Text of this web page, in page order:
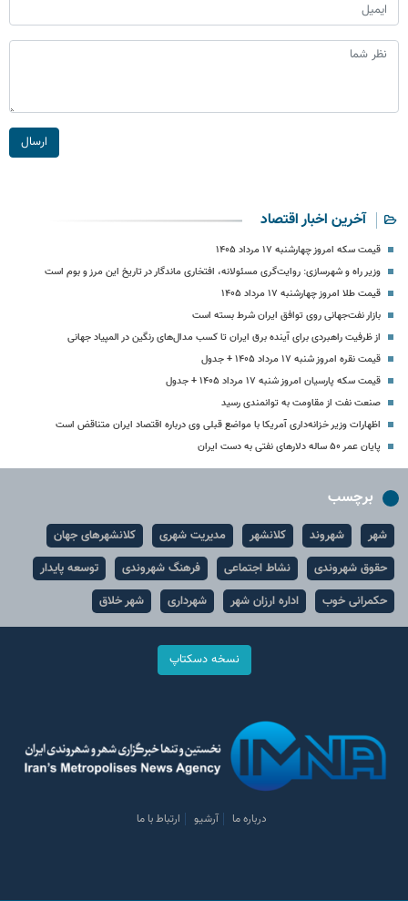
ارسال
آخرین اخبار اقتصاد
قیمت سکه امروز چهارشنبه ۱۷ مرداد ۱۴۰۵
وزیر راه و شهرسازی: روایت‌گری مسئولانه، افتخاری ماندگار در تاریخ این مرز و بوم است
قیمت طلا امروز چهارشنبه ۱۷ مرداد ۱۴۰۵
بازار نفت‌جهانی روی توافق ایران شرط بسته است
از ظرفیت راهبردی برای آینده برق ایران تا کسب مدال‌های رنگین در المپیاد جهانی
قیمت نقره امروز شنبه ۱۷ مرداد ۱۴۰۵ + جدول
قیمت سکه پارسیان امروز شنبه ۱۷ مرداد ۱۴۰۵ + جدول
صنعت نفت از مقاومت به توانمندی رسید
اظهارات وزیر خزانه‌داری آمریکا با مواضع قبلی وی درباره اقتصاد ایران متناقض است
پایان عمر ۵۰ ساله دلارهای نفتی به دست ایران
برچسب
شهر شهروند کلانشهر مدیریت شهری
کلانشهرهای جهان
حقوق شهروندی
نشاط اجتماعی فرهنگ شهروندی
توسعه پایدار
حکمرانی خوب
اداره ارزان شهر شهرداری شهر خلاق
نسخه دسکتاپ
درباره ما آرشیو ارتباط با ما